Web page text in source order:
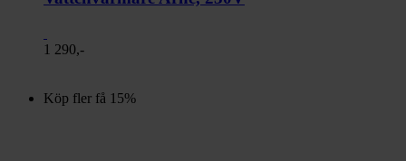
1 290,-
Köp fler få 15%